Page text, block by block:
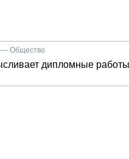
— Общество
дипломные